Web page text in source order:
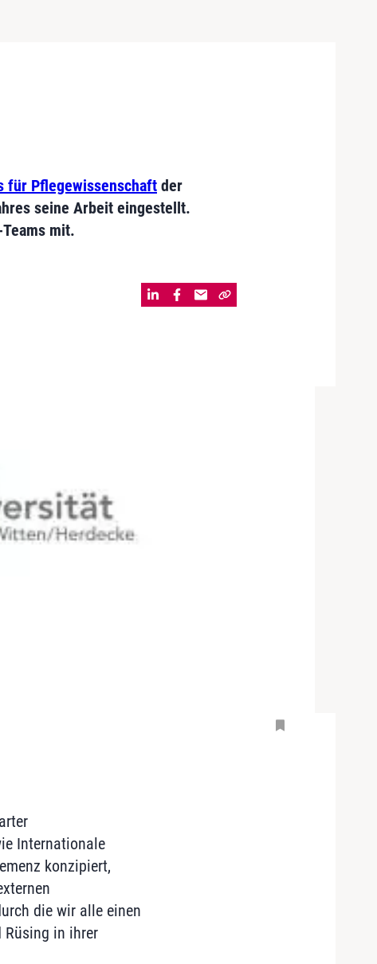
für Pflegewissenschaft der
seine Arbeit eingestellt.
mit.
Internationale
konzipiert,
die wir alle einen
Rüsing in ihrer